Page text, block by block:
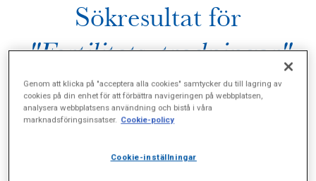
Sökresultat för
"Fertilitetsutredningar"
Genom att klicka på "acceptera alla cookies" samtycker du till lagring av
cookies på din enhet för att förbättra navigeringen på webbplatsen,
analysera webbplatsens användning och bistå i våra
marknadsföringsinsatser. Cookie-policy
Cookie-inställningar